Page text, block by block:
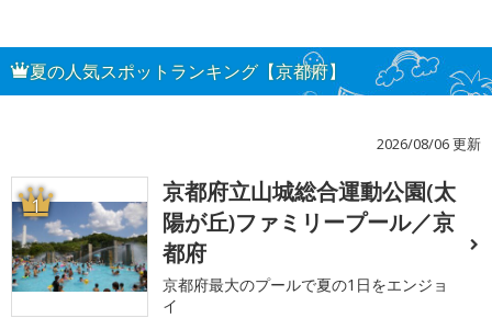
夏の人気スポットランキング【京都府】
2026/08/06 更新
1
京都府立山城総合運動公園(太
陽が丘)ファミリープール／京
都府
京都府最大のプールで夏の1日をエンジョ
イ